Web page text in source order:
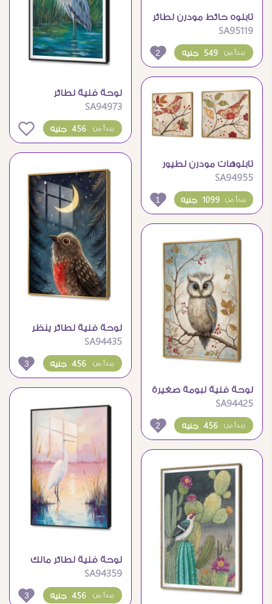
تابلوه حائط مودرن لطائر
ملون وأوراق شجر
SA95119
549 جنيه يبدأ من 2
لوحة فنية لطائر
البلشون الأزرق في الماء
SA94973
456 جنيه يبدأ من
تابلوهات مودرن لطيور
مزخرفة على أغصان
الأشجار
SA94955
1099 جنيه يبدأ من 1
لوحة فنية لطائر ينظر
للقمر والنجوم ليلاً
SA94435
456 جنيه يبدأ من 3
لوحة فنية لبومة صغيرة
على غصن شجرة
SA94425
456 جنيه يبدأ من 2
لوحة فنية لطائر مالك
الحزين عند الغروب
SA94359
456 جنيه يبدأ من 3